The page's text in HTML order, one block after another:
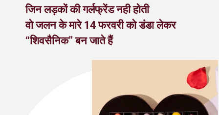
जिन लड़कों की गर्लफ्रेंड नही होती
वो जलन के मारे 14 फरवरी को डंडा लेकर
“शिवसैनिक” बन जाते हैं